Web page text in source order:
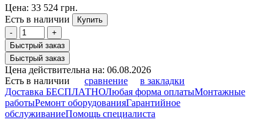
Цена: 33 524 грн.
Есть в наличии
Купить
-
+
Быстрый заказ
Быстрый заказ
Цена действительна на: 06.08.2026
Есть в наличии
сравнение
в закладки
Доставка БЕСПЛАТНОЛюбая форма оплатыМонтажные
работыРемонт оборудованияГарантийное
обслуживаниеПомощь специалиста